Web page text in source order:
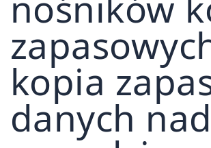
kopia
danych